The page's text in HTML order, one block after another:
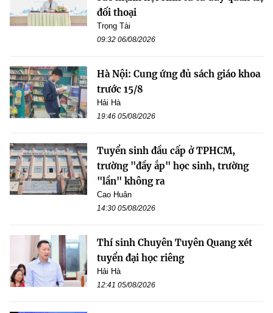
đối thoại
Trọng Tài
09:32 06/08/2026
Hà Nội: Cung ứng đủ sách giáo khoa
trước 15/8
Hải Hà
19:46 05/08/2026
Tuyển sinh đầu cấp ở TPHCM,
trường "đầy ắp" học sinh, trường
"lần" không ra
Cao Huân
14:30 05/08/2026
Thí sinh Chuyên Tuyên Quang xét
tuyển đại học riêng
Hải Hà
12:41 05/08/2026